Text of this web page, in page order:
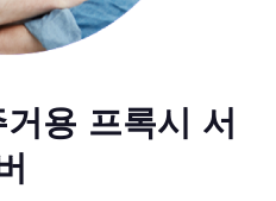
용 프록시 서